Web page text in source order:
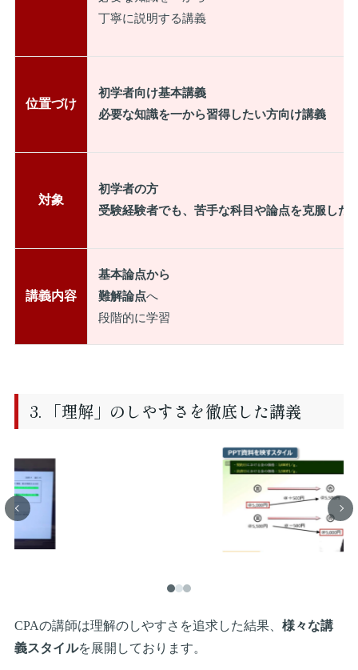
丁寧に説明する講義
位置づけ
初学者向け基本講義
必要な知識を一から習得したい方向け講義
対象
初学者の方
受験経験者でも、苦手な科目や論点を克服した
講義内容
基本論点から
難解論点へ
段階的に学習
3. 「理解」のしやすさを徹底した講義
CPAの講師は理解のしやすさを追求した結果、 様々な講
義スタイルを展開しております。